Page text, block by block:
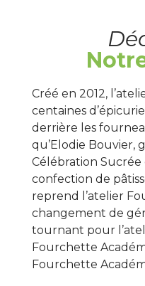
Créé en 2012,
centaines
derrière les
qu’Elodie Bouvier,
Célébration Sucrée
confection de
reprend l’atelier
changement de
tournant pour
Fourchette
Fourchette